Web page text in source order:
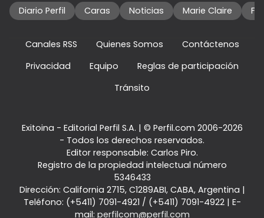
Diario Perfil Caras Noticias Marie Claire
Canales RSS Quienes Somos
Contáctenos
Privacidad
Equipo
Reglas de participación
Tránsito
Exitoina - Editorial Perfil S.A. | © Perfil.com 2006-2026
- Todos los derechos reservados.
Editor responsable: Carlos Piro.
Registro de la propiedad intelectual número
5346433
Dirección: California 2715, C1289ABI, CABA, Argentina |
Teléfono: (+5411) 7091-4921 / (+5411) 7091-4922| E-
mail: perfilcom@perfil.com